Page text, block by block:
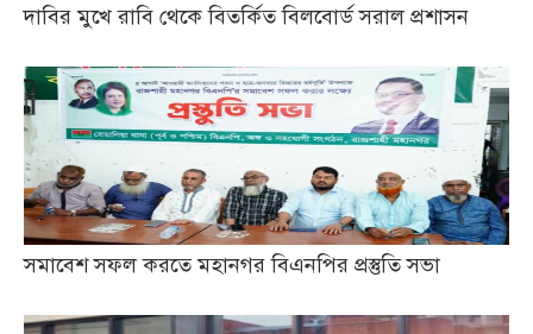
দাবির মুখে রাবি থেকে বিতর্কিত বিলবোর্ড সরাল প্রশাসন
সমাবেশ সফল করতে মহানগর বিএনপির প্রস্তুতি সভা